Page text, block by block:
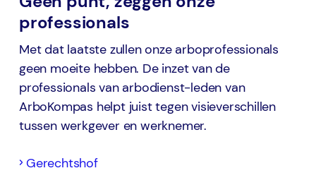
professionals
Met dat laatste zullen onze arboprofessionals
geen moeite hebben. De inzet van de
professionals van arbodienst-leden van
ArboKompas helpt juist tegen visieverschillen
tussen werkgever en werknemer.
Gerechtshof